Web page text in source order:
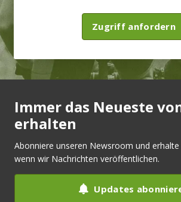
Zugriff anfordern
Immer das Neueste
erhalten
Abonniere unseren Newsroom und
wenn wir Nachrichten veröffentlichen.
Updates